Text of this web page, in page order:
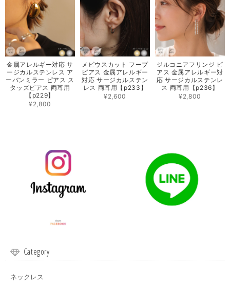
金属アレルギー対応 サ
ージカルステンレス ア
ーバンミラー ピアス ス
タッズピアス 両耳用
【p229】
¥2,800
メビウスカット フープ
ピアス 金属アレルギー
対応 サージカルステン
レス 両耳用【p233】
¥2,600
ジルコニアフリンジ ピ
アス 金属アレルギー対
応 サージカルステンレ
ス 両耳用【p236】
¥2,800
Category
ネックレス